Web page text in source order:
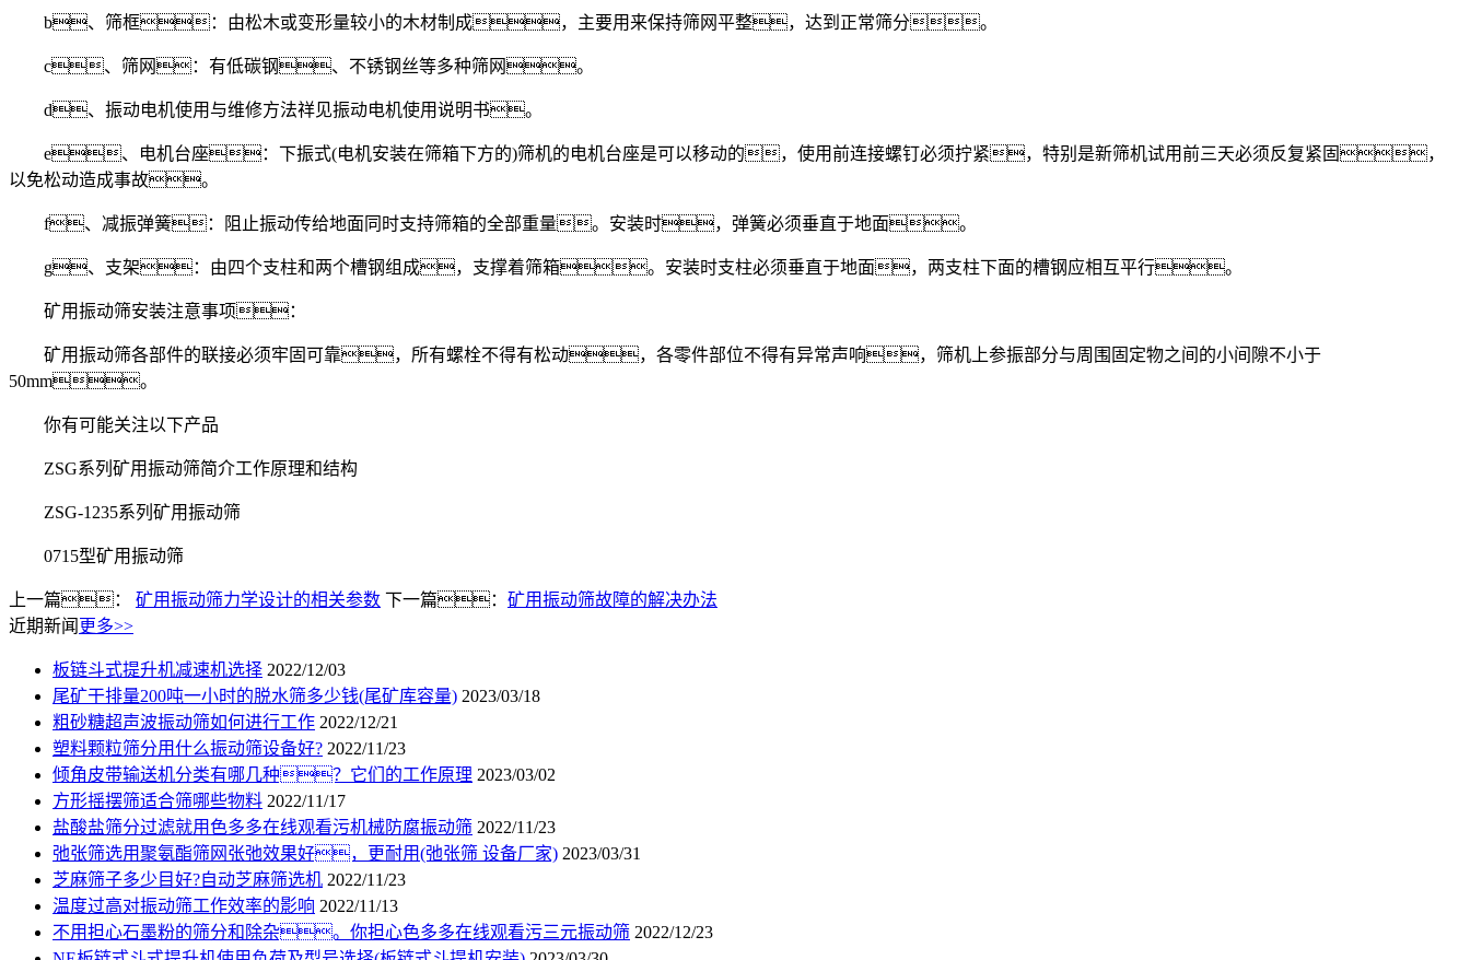
b、筛框：由松木或变形量较小的木材制成，主要用来保持筛网平整，达到正常筛分。
c、筛网：有低碳钢、不锈钢丝等多种筛网。
d、振动电机使用与维修方法祥见振动电机使用说明书。
e、电机台座：下振式(电机安装在筛箱下方的)筛机的电机台座是可以移动的，使用前连接螺钉必须拧紧，特别是新筛机试用前三天必须反复紧固，
以免松动造成事故。
f、减振弹簧：阻止振动传给地面同时支持筛箱的全部重量。安装时，弹簧必须垂直于地面。
g、支架：由四个支柱和两个槽钢组成，支撑着筛箱。安装时支柱必须垂直于地面，两支柱下面的槽钢应相互平行。
矿用振动筛安装注意事项：
矿用振动筛各部件的联接必须牢固可靠，所有螺栓不得有松动，各零件部位不得有异常声响，筛机上参振部分与周围固定物之间的小间隙不小于
50mm。
你有可能关注以下产品
ZSG系列矿用振动筛简介工作原理和结构
ZSG-1235系列矿用振动筛
0715型矿用振动筛
上一篇： 矿用振动筛力学设计的相关参数 下一篇： 矿用振动筛故障的解决办法
近期新闻 更多>>
板链斗式提升机减速机选择 2022/12/03
尾矿干排量200吨一小时的脱水筛多少钱(尾矿库容量) 2023/03/18
粗砂糖超声波振动筛如何进行工作 2022/12/21
塑料颗粒筛分用什么振动筛设备好? 2022/11/23
倾角皮带输送机分类有哪几种？它们的工作原理 2023/03/02
方形摇摆筛适合筛哪些物料 2022/11/17
盐酸盐筛分过滤就用色多多在线观看污机械防腐振动筛 2022/11/23
弛张筛选用聚氨酯筛网张弛效果好，更耐用(弛张筛 设备厂家) 2023/03/31
芝麻筛子多少目好?自动芝麻筛选机 2022/11/23
温度过高对振动筛工作效率的影响 2022/11/13
不用担心石墨粉的筛分和除杂。你担心色多多在线观看污三元振动筛 2022/12/23